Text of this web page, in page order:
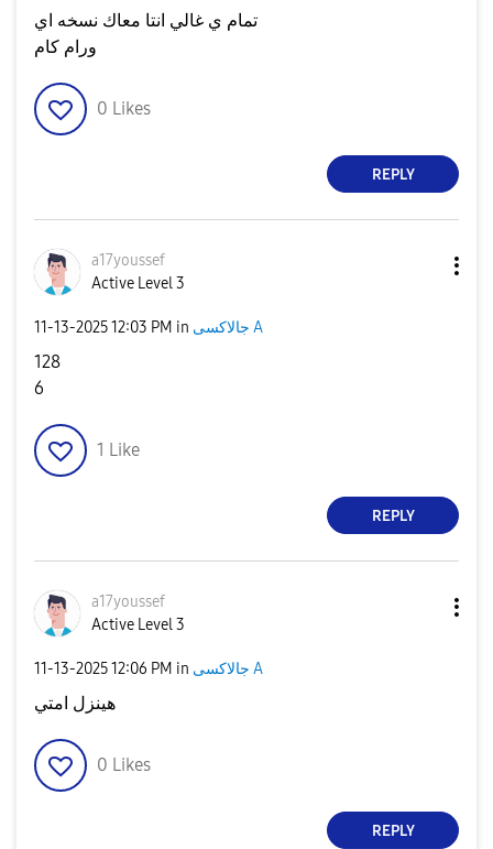
تمام ي غالي انتا معاك نسخه اي
ورام كام
0 Likes
REPLY
a17youssef
Active Level 3
‎11-13-202512:03 PM in جالاكسى A
128
6
1 Like
REPLY
a17youssef
Active Level 3
‎11-13-202512:06 PM in جالاكسى A
هينزل امتي
0 Likes
REPLY